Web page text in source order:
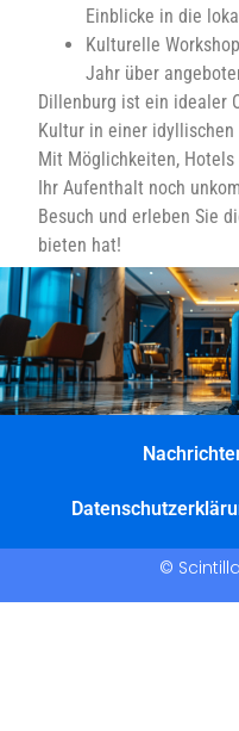
Einblicke in die
Kulturelle
Jahr über
Dillenburg ist ein idealer
Kultur in einer
Mit Möglichkeiten,
Ihr Aufenthalt noch
Besuch und erleben Sie
bieten hat!
©